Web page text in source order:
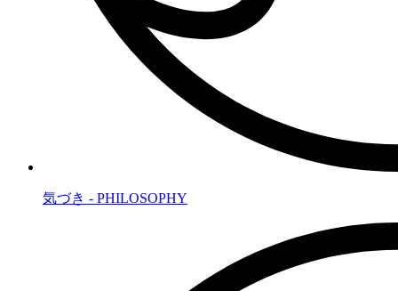
気づき - PHILOSOPHY